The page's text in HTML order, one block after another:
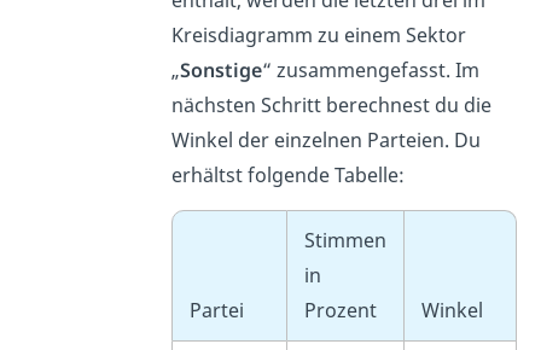
Kreisdiagramm zu einem Sektor
„Sonstige“ zusammengefasst. Im
nächsten Schritt berechnest du die
Winkel der einzelnen Parteien. Du
erhältst folgende Tabelle:
Partei
Stimmen
in
Prozent
Winkel